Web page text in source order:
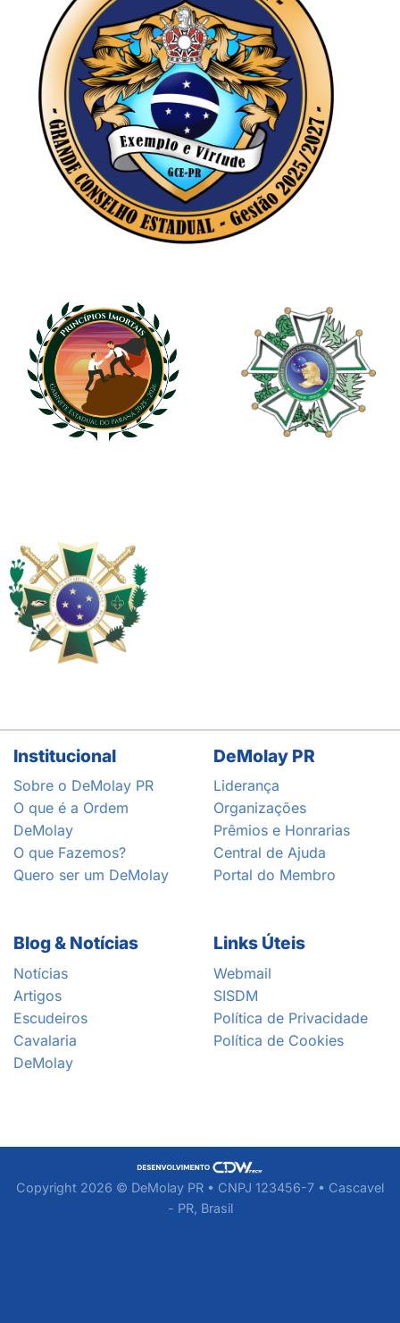
Institucional
Sobre o DeMolay PR
O que é a Ordem
DeMolay
O que Fazemos?
Quero ser um DeMolay
DeMolay PR
Liderança
Organizações
Prêmios e Honrarias
Central de Ajuda
Portal do Membro
Blog & Notícias
Notícias
Artigos
Escudeiros
Cavalaria
DeMolay
Links Úteis
Webmail
SISDM
Política de Privacidade
Política de Cookies
Copyright 2026 © DeMolay PR • CNPJ 123456-7 • Cascavel
- PR, Brasil